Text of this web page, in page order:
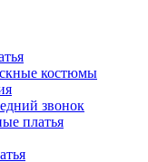
костюмы
звонок
платья